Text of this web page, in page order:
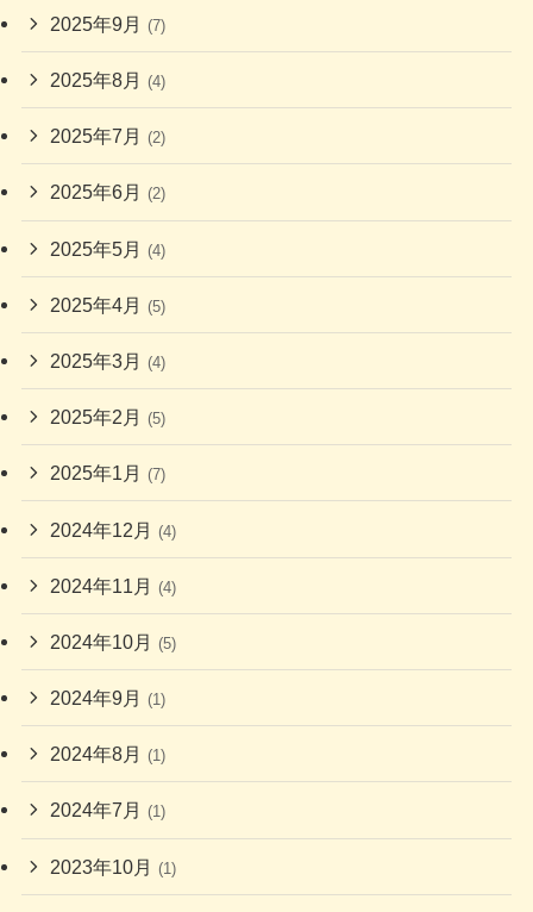
2025年9月 (7)
2025年8月 (4)
2025年7月 (2)
2025年6月 (2)
2025年5月 (4)
2025年4月 (5)
2025年3月 (4)
2025年2月 (5)
2025年1月 (7)
2024年12月 (4)
2024年11月 (4)
2024年10月 (5)
2024年9月 (1)
2024年8月 (1)
2024年7月 (1)
2023年10月 (1)